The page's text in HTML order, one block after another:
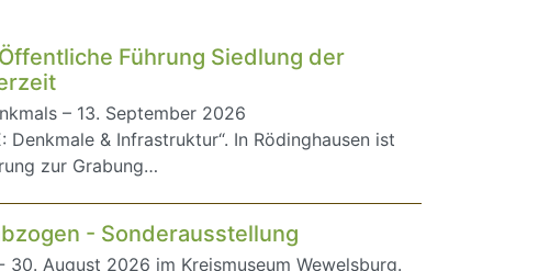
Führung Siedlung der
– 13. September 2026
Denkmale & Infrastruktur“. In Rödinghausen ist
zur Grabung…
- Sonderausstellung
30. August 2026 im Kreismuseum Wewelsburg.